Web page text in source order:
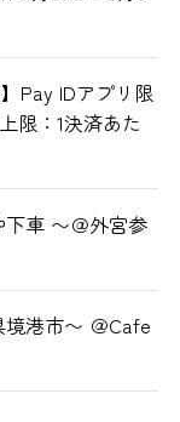
Pay IDアプリ限
限：1決済あた
下車 〜＠外宮参
境港市〜 ＠Cafe